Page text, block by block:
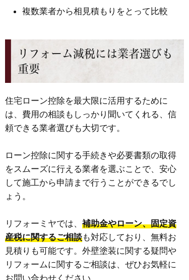
複数業者から相見積もりをとって比較
リフォーム減税には業者選びも
重要
住宅ローン控除を最大限に活用するために
は、費用の相談もしっかり聞いてくれる、信
頼できる業者選びも大切です。
ローン控除に関する手続きや必要書類の取得
をスムーズに行える業者を選ぶことで、安心
して施工から申請まで行うことができるでし
ょう。
リフォーミヤでは、 補助金やローン、固定資
産税に関するご相談も対応しており、無料お
見積りも可能です。外壁塗装に関する疑問や
リフォームに関するご相談は、ぜひお気軽に
お問い合わせください。